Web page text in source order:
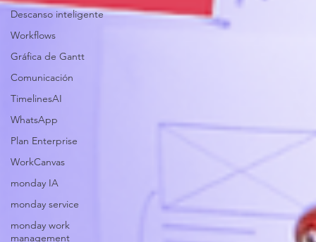
Descanso inteligente
Workflows
Gráfica de Gantt
Comunicación
TimelinesAI
WhatsApp
Plan Enterprise
WorkCanvas
monday IA
monday service
monday work
management